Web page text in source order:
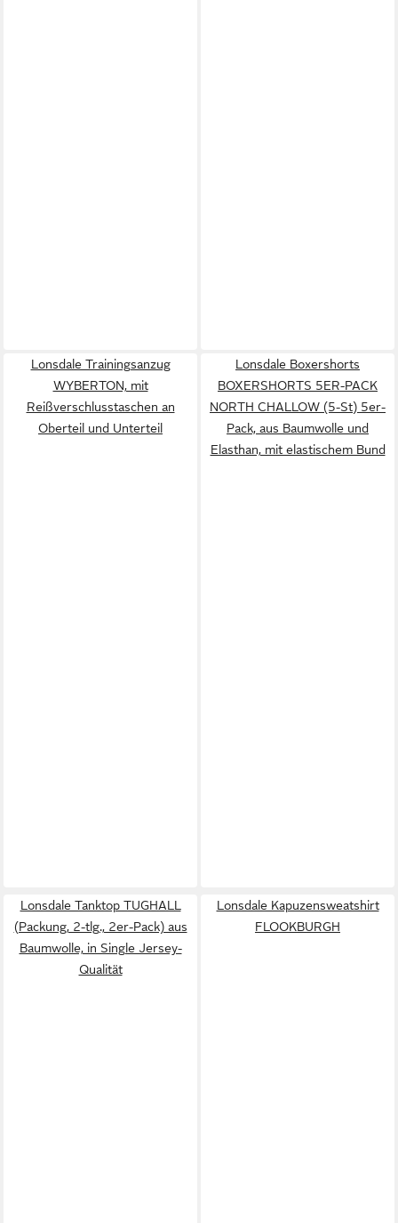
Lonsdale Trainingsanzug
WYBERTON, mit
Reißverschlusstaschen an
Oberteil und Unterteil
Lonsdale Boxershorts
BOXERSHORTS 5ER-PACK
NORTH CHALLOW (5-St) 5er-
Pack, aus Baumwolle und
Elasthan, mit elastischem Bund
Lonsdale Tanktop TUGHALL
(Packung, 2-tlg., 2er-Pack) aus
Baumwolle, in Single Jersey-
Qualität
Lonsdale Kapuzensweatshirt
FLOOKBURGH